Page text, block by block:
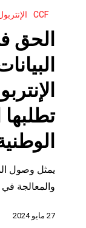
الوصول
البيانات
المعالجة
ملفات
الإنتربول
مقابل
القيود
التي
المكاتب
CCF
الحق
يمثل وصول
والمعالجة في
27 مايو 2024